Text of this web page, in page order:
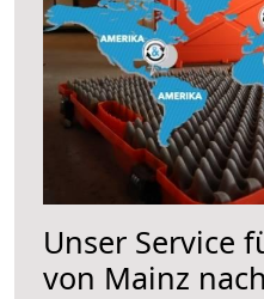
Unser Service
von Mainz